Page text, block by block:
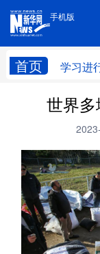
手机版
首页 学习进
手机版
学习进行时
台湾
科技
文化
访谈
世界